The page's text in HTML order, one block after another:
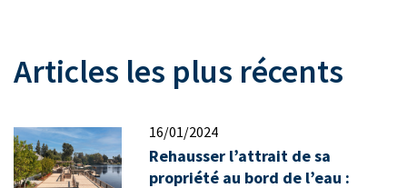
Articles les plus récents
16/01/2024
Rehausser l’attrait de sa
propriété au bord de l’eau :